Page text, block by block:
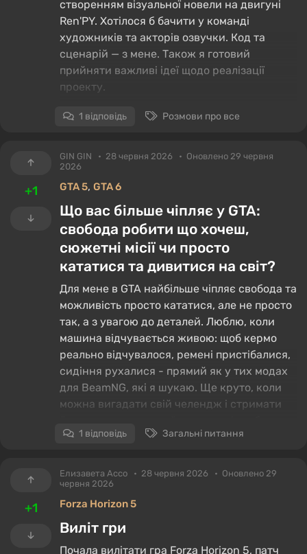
створенням візуальної новели на двигуні
Ren'PY. Хотілося б бачити у команді
художників та акторів озвучки. Код та
сценарій — з мене. Також я готовий
прийняти важливі ідеї щодо реалізації
проекту.
Дякую за те, що прочитали цю посаду. Всім
1 відповідь Розмови про все
+1
GIN GIN 28 червня 2026
Оновлено 29 червня
2026
GTA 5, GTA 6
Що вас більше чіпляє у GTA:
свобода робити що хочеш,
сюжетні місії чи просто
кататися та дивитися на світ?
Для мене в GTA найбільше чіпляє свобода та
можливість просто кататися, але не просто
так, а з увагою до деталей. Люблю, коли
машина відчувається живою: щоб кермо
реально відчувалося, ремені пристібалися,
сидіння рухалися - прямий як у тих модах
для BeamNG, які я шукаю. Ще круто, коли
можна вигадати свій челендж і стримати
жодної аварії або виконати місію тільки на
має давати простір для свого відіграшу, а
не вести за ручку. А що ближче вам?
1 відповідь Загальні питання
+1
Елизавета Ассо 28 червня 2026
Оновлено 29
червня 2026
Forza Horizon 5
Виліт гри
Почала вилітати гра Forza Horizon 5, патч